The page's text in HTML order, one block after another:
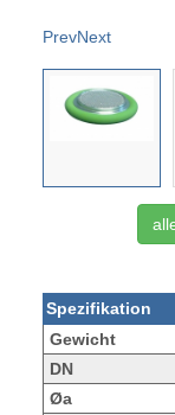
PrevNext
Spezifikation
Gewicht
DN
Øa